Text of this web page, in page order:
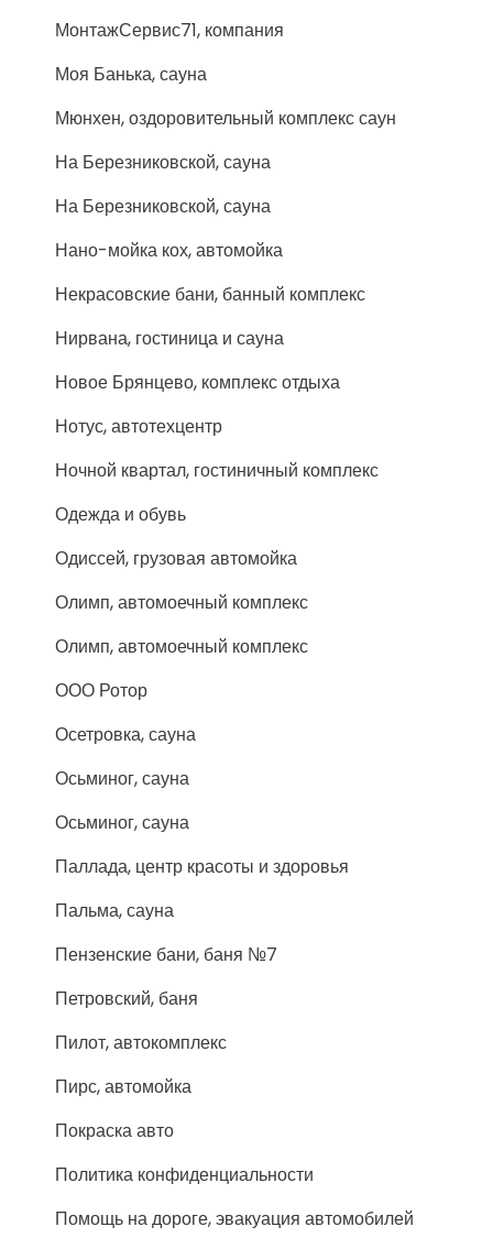
МонтажСервис71, компания
Моя Банька, сауна
Мюнхен, оздоровительный комплекс саун
На Березниковской, сауна
На Березниковской, сауна
Нано-мойка кох, автомойка
Некрасовские бани, банный комплекс
Нирвана, гостиница и сауна
Новое Брянцево, комплекс отдыха
Нотус, автотехцентр
Ночной квартал, гостиничный комплекс
Одежда и обувь
Одиссей, грузовая автомойка
Олимп, автомоечный комплекс
Олимп, автомоечный комплекс
ООО Ротор
Осетровка, сауна
Осьминог, сауна
Осьминог, сауна
Паллада, центр красоты и здоровья
Пальма, сауна
Пензенские бани, баня №7
Петровский, баня
Пилот, автокомплекс
Пирс, автомойка
Покраска авто
Политика конфиденциальности
Помощь на дороге, эвакуация автомобилей